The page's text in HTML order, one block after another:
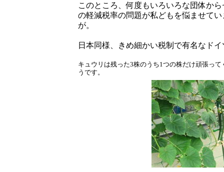
このところ、何度もいろいろな団体か
の軽減税率の問題が私どもを悩ませて
が。
日本同様、きめ細かい税制で有名なド
キュウリは残った3株のうち1つの株だけ頑張っ
うです。